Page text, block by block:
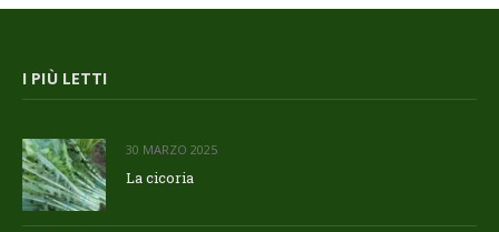
I PIÙ LETTI
30 MARZO 2025
La cicoria